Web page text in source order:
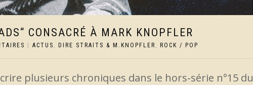
CONSACRÉ À MARK KNOPFLER
ACTUS , DIRE STRAITS & M.KNOPFLER , ROCK / POP
plusieurs chroniques dans le hors-série n°15 du